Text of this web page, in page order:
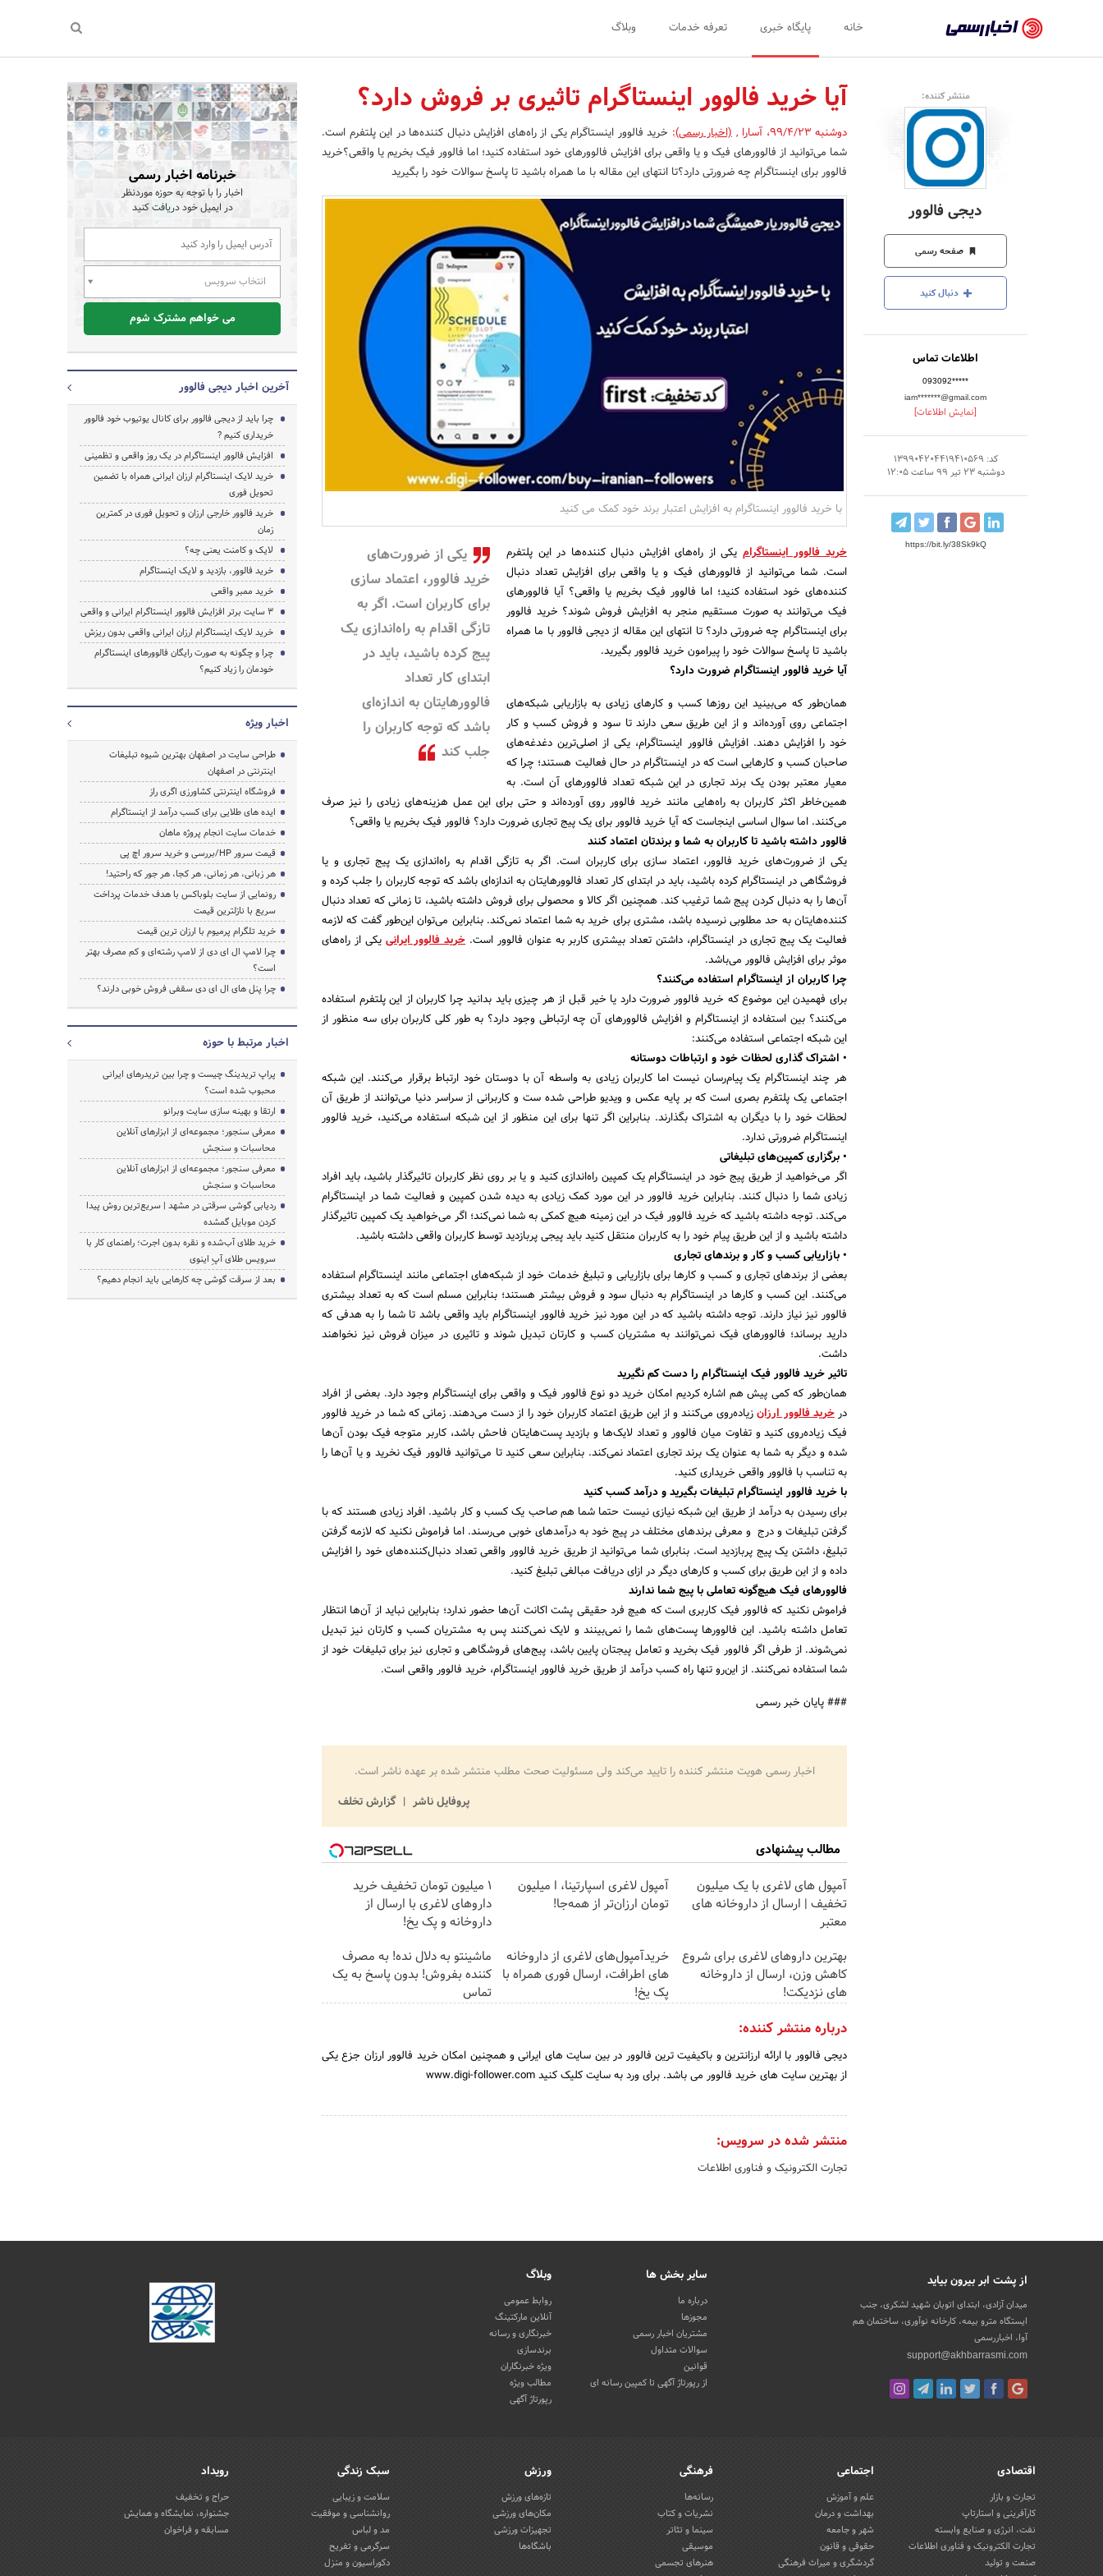
رسمی
-
اخبار
تایید
شده
شرکت‌ها،
سازمان‌ها
و
روابط
عمومی‌ها
خانه پایگاه خبری تعرفه خدمات وبلاگ
منتشر کننده:
دیجی فالوور
صفحه رسمی
دنبال کنید
اطلاعات تماس
093092*****
iam*******@gmail.com
[نمایش اطلاعات]
کد: 139904204419410569
دوشنبه 23 تیر 99 ساعت 12:05
https://bit.ly/38Sk9kQ
آیا خرید فالوور اینستاگرام تاثیری بر فروش دارد؟
دوشنبه 99/4/23 ، آسارا , (اخبار رسمی): خرید فالوور اینستاگرام یکی از راه‌های افزایش دنبال کننده‌ها در این پلتفرم است.
شما می‌توانید از فالوورهای فیک و یا واقعی برای افزایش فالوورهای خود استفاده کنید؛ اما فالوور فیک بخریم یا واقعی؟خرید
فالوور برای اینستاگرام چه ضرورتی دارد؟تا انتهای این مقاله با ما همراه باشید تا پاسخ سوالات خود را بگیرید
با خرید فالوور اینستاگرام به افزایش اعتبار برند خود کمک می کنید
یکی از ضرورت‌های
خرید فالوور، اعتماد سازی
برای کاربران است. اگر به
تازگی اقدام به راه‌اندازی یک
پیج کرده باشید، باید در
ابتدای کار تعداد
فالوورهایتان به اندازه‌ای
باشد که توجه کاربران را
جلب کند
خرید فالوور اینستاگرام یکی از راه‌های افزایش دنبال کننده‌ها در این پلتفرم
است. شما می‌توانید از فالوورهای فیک و یا واقعی برای افزایش تعداد دنبال
کننده‌های خود استفاده کنید؛ اما فالوور فیک بخریم یا واقعی؟ آیا فالوورهای
فیک می‌توانند به صورت مستقیم منجر به افزایش فروش شوند؟ خرید فالوور
برای اینستاگرام چه ضرورتی دارد؟ تا انتهای این مقاله از دیجی فالوور با ما همراه
باشید تا پاسخ سوالات خود را پیرامون خرید فالوور بگیرید.
آیا خرید فالوور اینستاگرام ضرورت دارد؟
همان‌طور که می‌بینید این روزها کسب و کارهای زیادی به بازاریابی شبکه‌های
اجتماعی روی آورده‌اند و از این طریق سعی دارند تا سود و فروش کسب و کار
خود را افزایش دهند. افزایش فالوور اینستاگرام، یکی از اصلی‌ترین دغدغه‌های
صاحبان کسب و کارهایی است که در اینستاگرام در حال فعالیت هستند؛ چرا که
معیار معتبر بودن یک برند تجاری در این شبکه تعداد فالوورهای آن است. به
همین‌خاطر اکثر کاربران به راه‌هایی مانند خرید فالوور روی آورده‌اند و حتی برای این عمل هزینه‌های زیادی را نیز صرف
می‌کنند. اما سوال اساسی اینجاست که آیا خرید فالوور برای یک پیج تجاری ضرورت دارد؟ فالوور فیک بخریم یا واقعی؟
فالوور داشته باشید تا کاربران به شما و برندتان اعتماد کنند
یکی از ضرورت‌های خرید فالوور، اعتماد سازی برای کاربران است. اگر به تازگی اقدام به راه‌اندازی یک پیج تجاری و یا
فروشگاهی در اینستاگرام کرده باشید، باید در ابتدای کار تعداد فالوورهایتان به اندازه‌ای باشد که توجه کاربران را جلب کرده و
آن‌ها را به دنبال کردن پیج شما ترغیب کند. همچنین اگر کالا و محصولی برای فروش داشته باشید، تا زمانی که تعداد دنبال
کننده‌هایتان به حد مطلوبی نرسیده باشد، مشتری برای خرید به شما اعتماد نمی‌کند. بنابراین می‌توان این‌طور گفت که لازمه
فعالیت یک پیج تجاری در اینستاگرام، داشتن تعداد بیشتری کاربر به عنوان فالوور است.خرید فالوور ایرانی یکی از راه‌های
موثر برای افزایش فالوور می‌باشد.
چرا کاربران از اینستاگرام استفاده می‌کنند؟
برای فهمیدن این موضوع که خرید فالوور ضرورت دارد یا خیر قبل از هر چیزی باید بدانید چرا کاربران از این پلتفرم استفاده
می‌کنند؟ بین استفاده از اینستاگرام و افزایش فالوورهای آن چه ارتباطی وجود دارد؟ به طور کلی کاربران برای سه منظور از
این شبکه اجتماعی استفاده می‌کنند:
• اشتراک گذاری لحظات خود و ارتباطات دوستانه
هر چند اینستاگرام یک پیام‌رسان نیست اما کاربران زیادی به واسطه آن با دوستان خود ارتباط برقرار می‌کنند. این شبکه
اجتماعی یک پلتفرم بصری است که بر پایه عکس و ویدیو طراحی شده ست و کاربرانی از سراسر دنیا می‌توانند از طریق آن
لحظات خود را با دیگران به اشتراک بگذارند. بنابراین اگر تنها برای این منظور از این شبکه استفاده می‌کنید، خرید فالوور
اینستاگرام ضرورتی ندارد.
• برگزاری کمپین‌های تبلیغاتی
اگر می‌خواهید از طریق پیج خود در اینستاگرام یک کمپین راه‌اندازی کنید و یا بر روی نظر کاربران تاثیرگذار باشید، باید افراد
زیادی شما را دنبال کنند. بنابراین خرید فالوور در این مورد کمک زیادی به دیده شدن کمپین و فعالیت شما در اینستاگرام
می‌کند. توجه داشته باشید که خرید فالوور فیک در این زمینه هیچ کمکی به شما نمی‌کند؛ اگر می‌خواهید یک کمپین تاثیرگذار
داشته باشید و از این طریق پیام خود را به کاربران منتقل کنید باید پیجی پربازدید توسط کاربران واقعی داشته باشید.
• بازاریابی کسب و کار و برندهای تجاری
بعضی از برندهای تجاری و کسب و کارها برای بازاریابی و تبلیغ خدمات خود از شبکه‌های اجتماعی مانند اینستاگرام استفاده
می‌کنند. این کسب و کارها در اینستاگرام به دنبال سود و فروش بیشتر هستند؛ بنابراین مسلم است که به تعداد بیشتری
فالوور نیز نیاز دارند. توجه داشته باشید که در این مورد نیز خرید فالوور اینستاگرام باید واقعی باشد تا شما را به هدفی که
دارید برساند؛ فالوورهای فیک نمی‌توانند به مشتریان کسب و کارتان تبدیل شوند و تاثیری در میزان فروش نیز نخواهند
داشت.
تاثیر خرید فالوور فیک اینستاگرام را دست کم نگیرید
همان‌طور که کمی پیش هم اشاره کردیم امکان خرید دو نوع فالوور فیک و واقعی برای اینستاگرام وجود دارد. بعضی از افراد
درخرید فالوور ارزانزیاده‌روی می‌کنند و از این طریق اعتماد کاربران خود را از دست می‌دهند. زمانی که شما در خرید فالوور
فیک زیاده‌روی کنید و تفاوت میان فالوور و تعداد لایک‌ها و بازدید پست‌هایتان فاحش باشد، کاربر متوجه فیک بودن آن‌ها
شده و دیگر به شما به عنوان یک برند تجاری اعتماد نمی‌کند. بنابراین سعی کنید تا می‌توانید فالوور فیک نخرید و یا آن‌ها را
به تناسب با فالوور واقعی خریداری کنید.
با خرید فالوور اینستاگرام تبلیغات بگیرید و درآمد کسب کنید
برای رسیدن به درآمد از طریق این شبکه نیازی نیست حتما شما هم صاحب یک کسب و کار باشید. افراد زیادی هستند که با
گرفتن تبلیغات و درج و معرفی برندهای مختلف در پیج خود به درآمدهای خوبی می‌رسند. اما فراموش نکنید که لازمه گرفتن
تبلیغ، داشتن یک پیج پربازدید است. بنابرای شما می‌توانید از طریق خرید فالوور واقعی تعداد دنبال‌کننده‌های خود را افزایش
داده و از این طریق برای کسب و کارهای دیگر در ازای دریافت مبالغی تبلیغ کنید.
فالوورهای فیک هیچ‌گونه تعاملی با پیج شما ندارند
فراموش نکنید که فالوور فیک کاربری است که هیچ فرد حقیقی پشت اکانت آن‌ها حضور ندارد؛ بنابراین نباید از آن‌ها انتظار
تعامل داشته باشید. این فالوورها پست‌های شما را نمی‌بینند و لایک نمی‌کنند پس به مشتریان کسب و کارتان نیز تبدیل
نمی‌شوند. از طرفی اگر فالوور فیک بخرید و تعامل پیجتان پایین باشد، پیج‌های فروشگاهی و تجاری نیز برای تبلیغات خود از
شما استفاده نمی‌کنند. از این‌رو تنها راه کسب درآمد از طریق خرید فالوور اینستاگرام، خرید فالوور واقعی است.
### پایان خبر رسمی
اخبار رسمی هویت منتشر کننده را تایید می‌کند ولی مسئولیت صحت مطلب منتشر شده بر عهده ناشر است.
پروفایل ناشر
گزارش تخلف
مطالب پیشنهادی
آمپول های لاغری با یک میلیون
تخفیف | ارسال از داروخانه های
معتبر
آمپول لاغری اسپارتینا، ا میلیون
تومان ارزان‌تر از همه‌جا!
1 میلیون تومان تخفیف خرید
داروهای لاغری با ارسال از
داروخانه و پک یخ!
بهترین داروهای لاغری برای شروع
کاهش وزن، ارسال از داروخانه
های نزدیکت!
خریدآمپول‌های لاغری از داروخانه
های اطرافت، ارسال فوری همراه با
پک یخ!
ماشینتو به دلال نده! به مصرف
کننده بفروش! بدون پاسخ به یک
تماس
درباره منتشر کننده:
دیجی فالوور با ارائه ارزانترین و باکیفیت ترین فالوور در بین سایت های ایرانی و همچنین امکان خرید فالوور ارزان جزع یکی
از بهترین سایت های خرید فالوور می باشد. برای ورد به سایت کلیک کنید www.digi-follower.com
منتشر شده در سرویس:
تجارت الکترونیک و فناوری اطلاعات
خبرنامه اخبار رسمی
اخبار را با توجه به حوزه موردنظر
در ایمیل خود دریافت کنید
انتخاب سرویس
می خواهم مشترک شوم
آخرین اخبار دیجی فالوور
چرا باید از دیجی فالوور برای کانال یوتیوب خود فالوور
خریداری کنیم ?
افزایش فالوور اینستاگرام در یک روز واقعی و تظمینی
خرید لایک اینستاگرام ارزان ایرانی همراه با تضمین
تحویل فوری
خرید فالوور خارجی ارزان و تحویل فوری در کمترین
زمان
لایک و کامنت یعنی چه؟
خرید فالوور، بازدید و لایک اینستاگرام
خرید ممبر واقعی
۳ سایت برتر افزایش فالوور اینستاگرام ایرانی و واقعی
خرید لایک اینستاگرام ارزان ایرانی واقعی بدون ریزش
چرا و چگونه به صورت رایگان فالوور‌های اینستاگرام
خودمان را زیاد کنیم؟
اخبار ویژه
طراحی سایت در اصفهان بهترین شیوه تبلیغات
اینترنتی در اصفهان
فروشگاه اینترنتی کشاورزی اگری راز
ایده های طلایی برای کسب درآمد از اینستاگرام
خدمات سایت انجام پروژه ماهان
قیمت سرور HP/بررسی و خرید سرور اچ پی
هر زبانی، هر زمانی، هر کجا، هر جور که راحتید!
رونمایی از سایت بلوباکس با هدف خدمات پرداخت
سریع با نازلترین قیمت
خرید تلگرام پرمیوم با ارزان ترین قیمت
چرا لامپ ال ای دی از لامپ رشته‌ای و کم مصرف بهتر
است؟
چرا پنل های ال ای دی سقفی فروش خوبی دارند؟
اخبار مرتبط با حوزه
پراپ تریدینگ چیست و چرا بین تریدرهای ایرانی
محبوب شده است؟
ارتقا و بهینه سازی سایت وبرانو
معرفی سنجور؛ مجموعه‌ای از ابزارهای آنلاین
محاسبات و سنجش
معرفی سنجور؛ مجموعه‌ای از ابزارهای آنلاین
محاسبات و سنجش
ردیابی گوشی سرقتی در مشهد | سریع‌ترین روش پیدا
کردن موبایل گمشده
خرید طلای آب‌شده و نقره بدون اجرت؛ راهنمای کار با
سرویس طلای آپِ اینوی
بعد از سرقت گوشی چه کارهایی باید انجام دهیم؟
از پشت ابر بیرون بیاید
میدان آزادی، ابتدای اتوبان شهید لشکری، جنب
ایستگاه مترو بیمه، کارخانه نوآوری، ساختمان هم
آوا، اخباررسمی
support@akhbarrasmi.com
سایر بخش ها
درباره ما
مجوزها
مشتریان اخبار رسمی
سوالات متداول
قوانین
از رپورتاژ آگهی تا کمپین رسانه ای
وبلاگ
روابط عمومی
آنلاین مارکتینگ
خبرنگاری و رسانه
برندسازی
ویژه خبرنگاران
مطالب ویژه
رپورتاژ آگهی
اقتصادی
تجارت و بازار
کارآفرینی و استارتاپ
نفت، انرژی و صنایع وابسته
تجارت الکترونیک و فناوری اطلاعات
صنعت و تولید
اجتماعی
علم و آموزش
بهداشت و درمان
شهر و جامعه
حقوقی و قانون
گردشگری و میراث فرهنگی
فرهنگی
رسانه‌ها
نشریات و کتاب
سینما و تئاتر
موسیقی
هنرهای تجسمی
ورزش
تازه‌های ورزش
مکان‌های ورزشی
تجهیزات ورزشی
باشگاه‌ها
سبک زندگی
سلامت و زیبایی
روانشناسی و موفقیت
مد و لباس
سرگرمی و تفریح
دکوراسیون و منزل
رویداد
حراج و تخفیف
جشنواره، نمایشگاه و همایش
مسابقه و فراخوان